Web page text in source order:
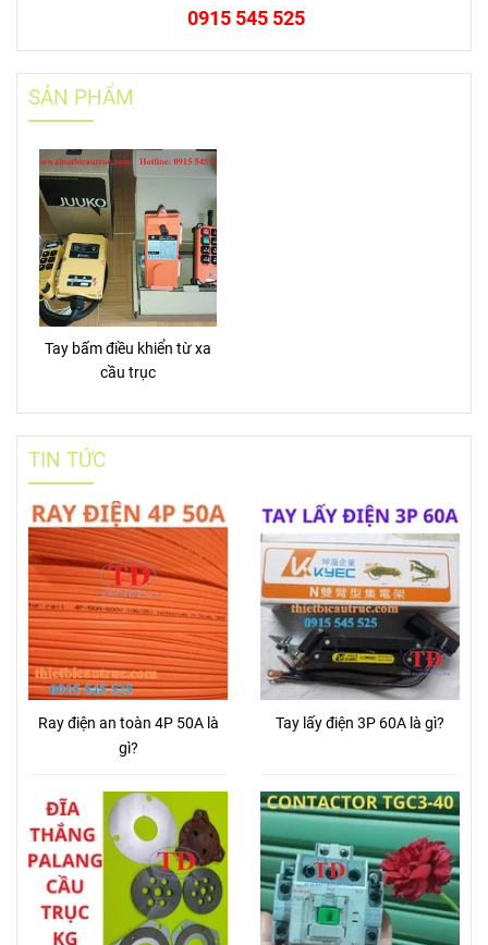
0915 545 525
SẢN PHẨM
Tay bấm điều khiển từ xa
cầu trục
TIN TỨC
Ray điện an toàn 4P 50A là
gì?
Tay lấy điện 3P 60A là gì?